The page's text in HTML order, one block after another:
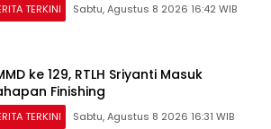
TERKINI Sabtu, Agustus 8 2026 16:42 WIB
ke 129, RTLH Sriyanti Masuk
Finishing
TERKINI Sabtu, Agustus 8 2026 16:31 WIB